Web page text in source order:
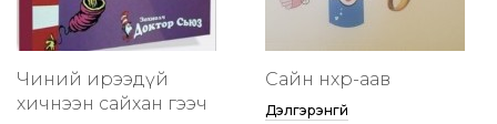
Чиний ирээдүй
хичнээн сайхан гээч
Сайн нөхөр-аав
Дэлгэрэнгүй